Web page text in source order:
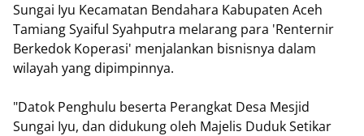
Sungai Iyu Kecamatan Bendahara Kabupaten Aceh
Tamiang Syaiful Syahputra melarang para 'Renternir
Berkedok Koperasi' menjalankan bisnisnya dalam
wilayah yang dipimpinnya.
"Datok Penghulu beserta Perangkat Desa Mesjid
Sungai Iyu, dan didukung oleh Majelis Duduk Setikar